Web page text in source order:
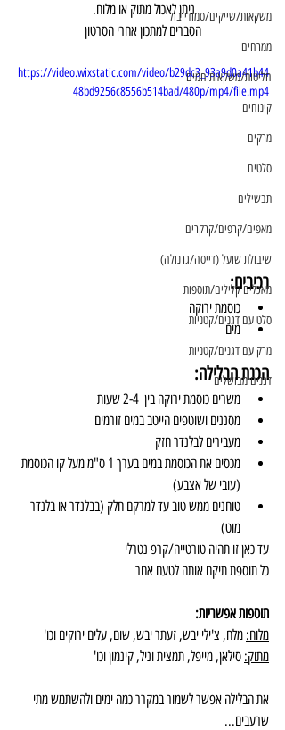
משקאות/שייקים/סמודי בול
ממרחים
חליטות/משקאות חמים
קינוחים
מרקים
סלטים
תבשילים
מאפים/קרפים/קרקרים
שיבולת שועל (דייסה/גרנולה)
מאכלים קלילים/תוספות
סלט עם דגנים/קטניות
מרק עם דגנים/קטניות
דגנים מבושלים
ניתן לאכול מתוק או מלוח.
הסברים למתכון אחרי הסרטון
https://video.wixstatic.com/video/b29dc3_93a9d0a41b44
48bd9256c8556b514bad/480p/mp4/file.mp4
רכיבים:
כוסמת ירוקה
מים
הכנת הבלילה:
משרים כוסמת ירוקה בין  2-4 שעות
מסננים ושוטפים הייטב במים זורמים
מעבירים לבלנדר חזק
מכסים את הכוסמת במים בערך 1 ס"מ מעל קו הכוסמת
(עובי של אצבע)
טוחנים ממש טוב עד למרקם חלק (בבלנדר או בלנדר
מוט)
עד כאן זו תהיה טורטייה/קרפ נטרלי
כל תוספת תיקח אותה לטעם אחר
תוספות אפשריות:
מלוח: מלח, צ'ילי יבש, זעתר יבש, שום, עלים ירוקים וכו'
מתוק: סילאן, מייפל, תמצית וניל, קינמון וכו'
את הבלילה אפשר לשמור במקרר כמה ימים ולהשתמש מתי
שרעבים...